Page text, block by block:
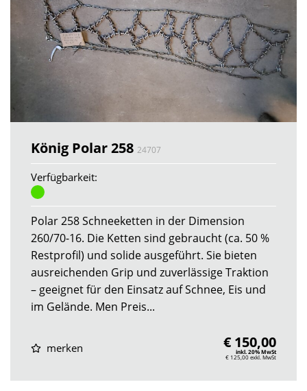
König Polar 258 24707
Verfügbarkeit:
Polar 258 Schneeketten in der Dimension
260/70-16. Die Ketten sind gebraucht (ca. 50 %
Restprofil) und solide ausgeführt. Sie bieten
ausreichenden Grip und zuverlässige Traktion
– geeignet für den Einsatz auf Schnee, Eis und
im Gelände. Men Preis...
merken € 150,00
inkl. 20% MwSt
€ 125,00exkl. MwSt